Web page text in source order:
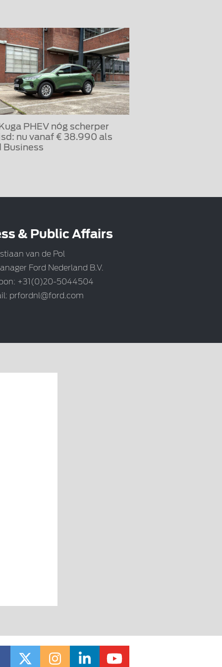
PHEV nóg scherper
nu vanaf € 38.990 als
Business
& Public Affairs
van de Pol
Ford Nederland B.V.
+31(0)20-5044504
prfordnl@ford.com